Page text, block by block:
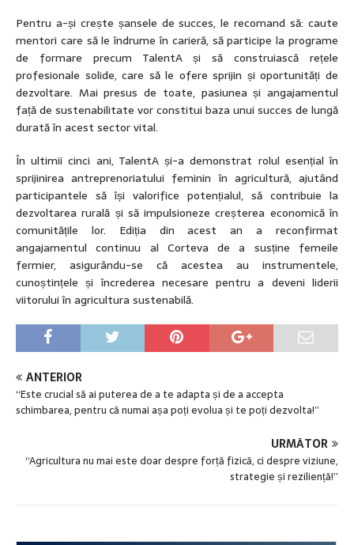
Pentru a-și crește șansele de succes, le recomand să: caute
mentori care să le îndrume în carieră, să participe la programe
de formare precum TalentA și să construiască rețele
profesionale solide, care să le ofere sprijin și oportunități de
dezvoltare. Mai presus de toate, pasiunea și angajamentul
față de sustenabilitate vor constitui baza unui succes de lungă
durată în acest sector vital.
În ultimii cinci ani, TalentA și-a demonstrat rolul esențial în
sprijinirea antreprenoriatului feminin în agricultură, ajutând
participantele să își valorifice potențialul, să contribuie la
dezvoltarea rurală și să impulsioneze creșterea economică în
comunitățile lor. Ediția din acest an a reconfirmat
angajamentul continuu al Corteva de a susține femeile
fermier, asigurându-se că acestea au instrumentele,
cunoștințele și încrederea necesare pentru a deveni liderii
viitorului în agricultura sustenabilă.
ANTERIOR
“Este crucial să ai puterea de a te adapta și de a accepta
schimbarea, pentru că numai așa poți evolua și te poți dezvolta!”
URMĂTOR
“Agricultura nu mai este doar despre forță fizică, ci despre viziune,
strategie și reziliență!”